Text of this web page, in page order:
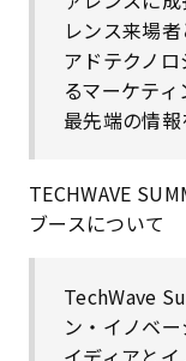
レンス来場
アドテクノ
るマーケテ
最先端の情報
TECHWAVE
ブースについて
TechWave
ン・イノベ